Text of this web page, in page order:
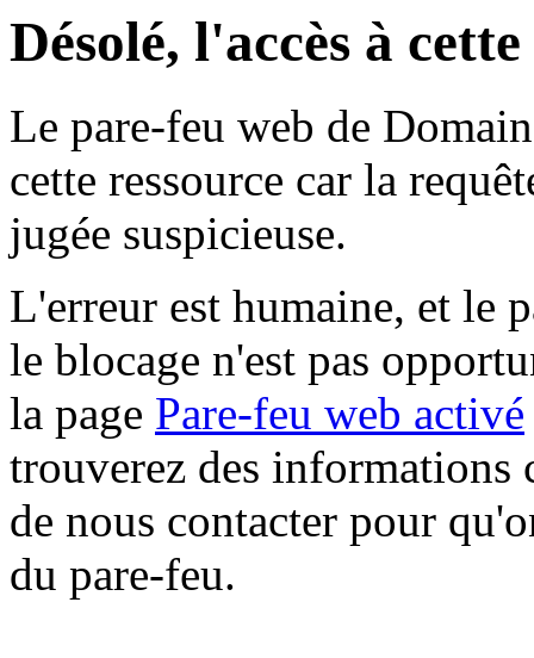
Désolé, l'accès à
Le pare-feu web de
cette ressource car la
jugée suspicieuse.
L'erreur est humaine, et le
le blocage n'est pas
la page Pare-feu web activé
trouverez des informations
de nous contacter pour
du pare-feu.